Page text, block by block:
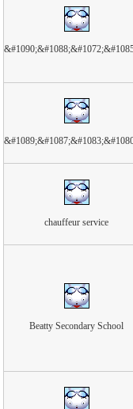
chauffeur service
Beatty Secondary School